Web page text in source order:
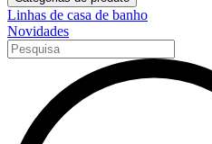
Linhas de casa de banho
Novidades